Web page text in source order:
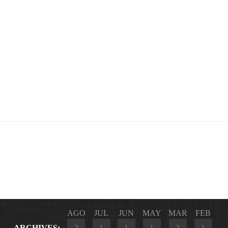
AGO
JUL
JUN
MAY
MAR
FEB